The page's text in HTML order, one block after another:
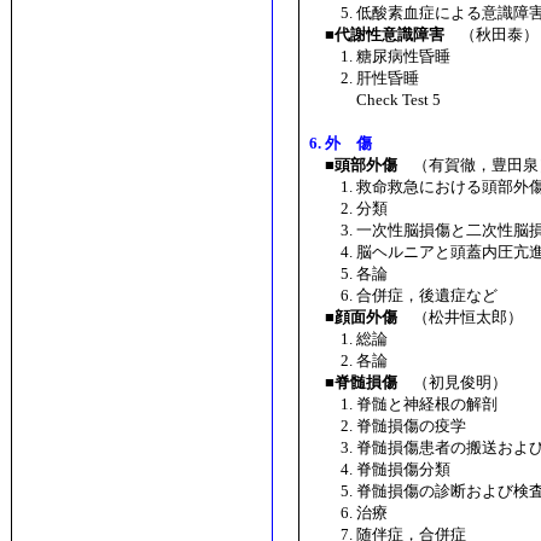
5. 低酸素血症による意識障
■代謝性意識障害 （秋田泰）
1. 糖尿病性昏睡
2. 肝性昏睡
Check Test 5
6. 外 傷
■頭部外傷 （有賀徹，豊田泉
1. 救命救急における頭部外
2. 分類
3. 一次性脳損傷と二次性脳
4. 脳ヘルニアと頭蓋内圧亢
5. 各論
6. 合併症，後遺症など
■顔面外傷 （松井恒太郎）
1. 総論
2. 各論
■脊髄損傷 （初見俊明）
1. 脊髄と神経根の解剖
2. 脊髄損傷の疫学
3. 脊髄損傷患者の搬送およ
4. 脊髄損傷分類
5. 脊髄損傷の診断および検
6. 治療
7. 随伴症，合併症